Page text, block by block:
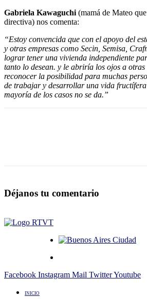
Gabriela Kawaguchi (mamá de Mateo
directiva) nos comenta:
“Estoy convencida que con el apoyo del
y otras empresas como Secin, Semisa,
lograr tener una vivienda independiente
tanto lo desean. y le abriría los ojos a otras
reconocer la posibilidad para muchas
de trabajar y desarrollar una vida
mayoría de los casos no se da.”
Déjanos tu comentario
Facebook Instagram Mail TwitterYoutube
INICIO